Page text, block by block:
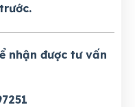
nhận được tư vấn